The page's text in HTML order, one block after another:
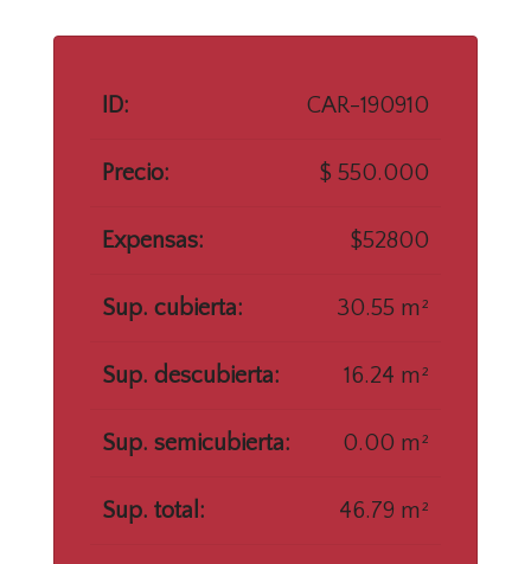
ID: CAR-190910
Precio: $ 550.000
Expensas: $52800
Sup. cubierta: 30.55 m²
Sup. descubierta: 16.24 m²
Sup. semicubierta: 0.00 m²
Sup. total: 46.79 m²